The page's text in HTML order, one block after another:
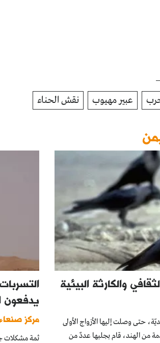
عبير مهيوب نقش الحناء
والكارثة البيئية
حتى وصلت إليها الأزواج الأولى
سفينة قادمة من الهند، قام بجلبها عددٌ من
يدفعون
مركز صنعاء
ثمة مشكلات